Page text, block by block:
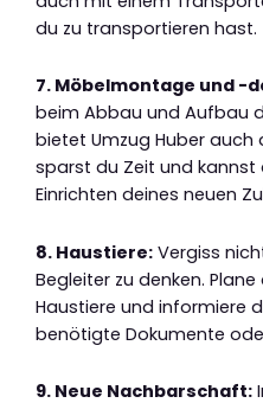
du zu transportieren hast.
7. Möbelmontage und -
beim Abbau und Aufbau
bietet Umzug Huber auch
sparst du Zeit und
Einrichten deines neuen
8. Haustiere: Vergiss
Begleiter zu denken.
Haustiere und informiere
benötigte Dokumente
9. Neue Nachbarschaft: